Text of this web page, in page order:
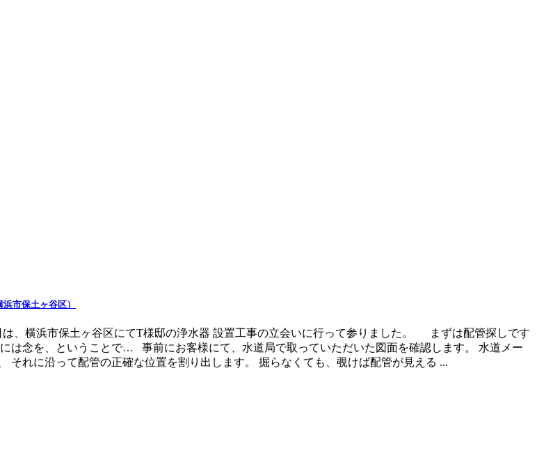
市保土ヶ谷区）
、横浜市保土ヶ谷区にてT様邸の浄水器 設置工事の立会いに行って参りました。 まずは配管探しです
は念を、ということで… 事前にお客様にて、水道局で取っていただいた図面を確認します。 水道メー
れに沿って配管の正確な位置を割り出します。 掘らなくても、覗けば配管が見える ...